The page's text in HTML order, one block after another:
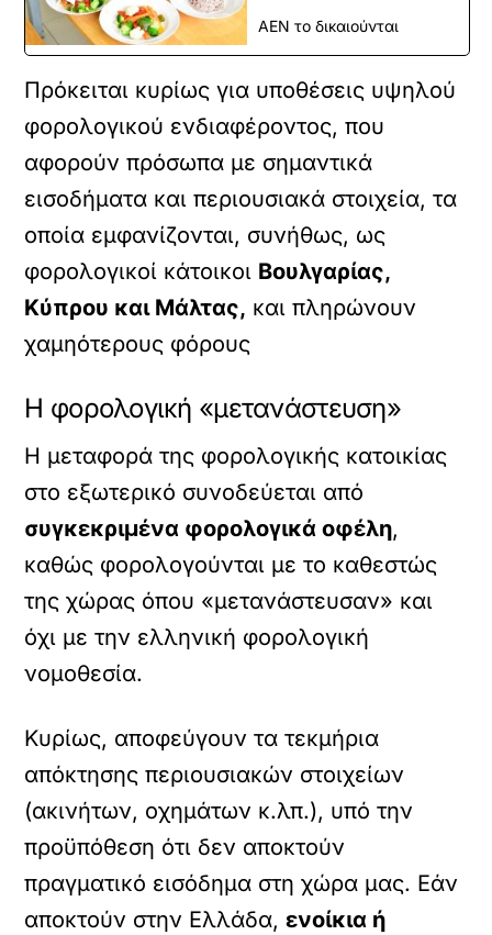
ΑΕΝ το δικαιούνται
Πρόκειται κυρίως για υποθέσεις υψηλού
φορολογικού ενδιαφέροντος, που
αφορούν πρόσωπα με σημαντικά
εισοδήματα και περιουσιακά στοιχεία, τα
οποία εμφανίζονται, συνήθως, ως
φορολογικοί κάτοικοι Βουλγαρίας,
Κύπρου και Μάλτας, και πληρώνουν
χαμηότερους φόρους
Η φορολογική «μετανάστευση»
Η μεταφορά της φορολογικής κατοικίας
στο εξωτερικό συνοδεύεται από
συγκεκριμένα φορολογικά οφέλη,
καθώς φορολογούνται με το καθεστώς
της χώρας όπου «μετανάστευσαν» και
όχι με την ελληνική φορολογική
νομοθεσία.
Κυρίως, αποφεύγουν τα τεκμήρια
απόκτησης περιουσιακών στοιχείων
(ακινήτων, οχημάτων κ.λπ.), υπό την
προϋπόθεση ότι δεν αποκτούν
πραγματικό εισόδημα στη χώρα μας. Εάν
αποκτούν στην Ελλάδα,ενοίκια ή